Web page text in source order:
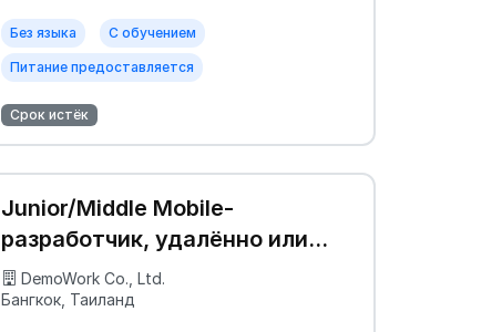
Без языка С обучением
Питание предоставляется
Срок истёк
Junior/Middle Mobile-
разработчик, удалённо или
частично в офисе
DemoWork Co., Ltd.
Бангкок, Таиланд